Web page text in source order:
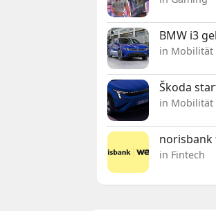
BMW i3
in Mobilität
Škoda
in Mobilität
norisbank
in Fintech